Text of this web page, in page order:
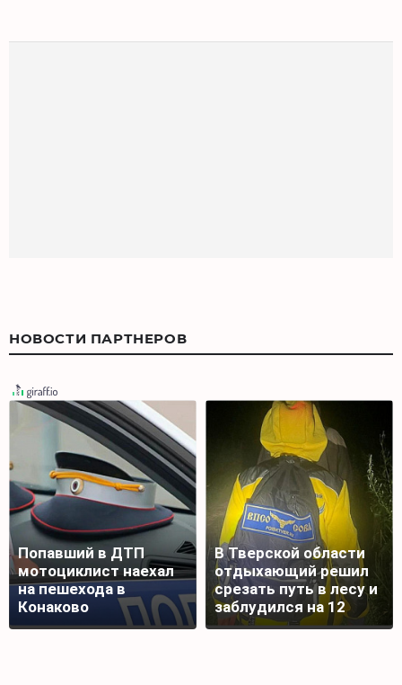
НОВОСТИ ПАРТНЕРОВ
Попавший в ДТП
мотоциклист наехал
на пешехода в
Конаково
В Тверской области
отдыхающий решил
срезать путь в лесу и
заблудился на 12
часов